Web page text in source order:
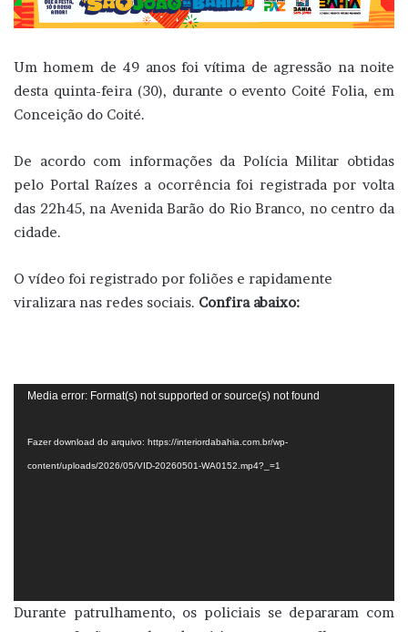
Um homem de 49 anos foi vítima de agressão na noite
desta quinta-feira (30), durante o evento Coité Folia, em
Conceição do Coité.
De acordo com informações da Polícia Militar obtidas
pelo Portal Raízes a ocorrência foi registrada por volta
das 22h45, na Avenida Barão do Rio Branco, no centro da
cidade.
O vídeo foi registrado por foliões e rapidamente
viralizara nas redes sociais. Confira abaixo:
Tocador
vídeo
Media error: Format(s) not supported or source(s) not found
Fazer download do arquivo: https://interiordabahia.com.br/wp-
content/uploads/2026/05/VID-20260501-WA0152.mp4?_=1
Durante patrulhamento, os policiais se depararam com